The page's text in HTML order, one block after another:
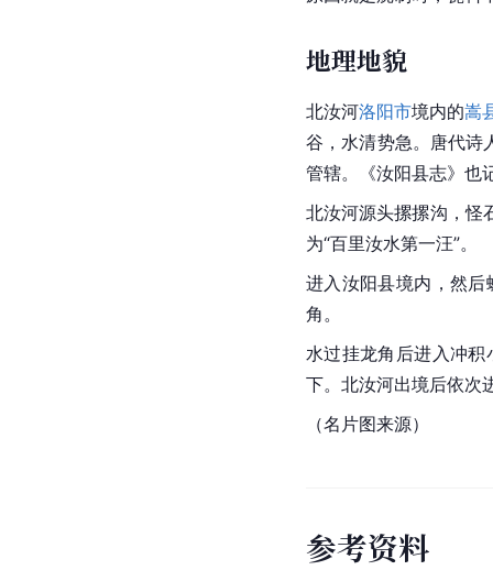
地理地貌
北汝河洛阳市境内的嵩
谷，水清势急。唐代诗
管辖。《汝阳县志》也
北汝河源头摞摞沟，怪
为“百里汝水第一汪”。
进入 汝阳县境内，然后
角。
水过挂龙角后进入冲
下。北汝河出境后依次
（名片图来源）
参考资料